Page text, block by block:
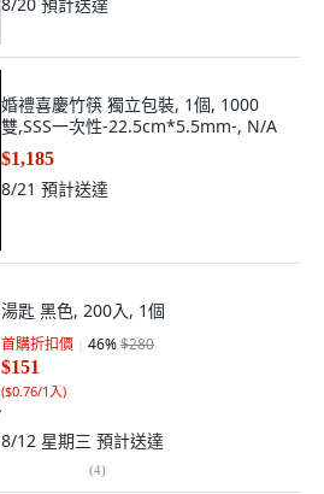
婚禮喜慶竹筷 獨立包裝, 1個, 1000
雙,SSS一次性-22.5cm*5.5mm-, N/A
$1,185
8/21 預計送達
湯匙 黑色, 200入, 1個
首購折扣價 46%$280
$151
($0.76/1入)
8/12 星期三 預計送達
(4)